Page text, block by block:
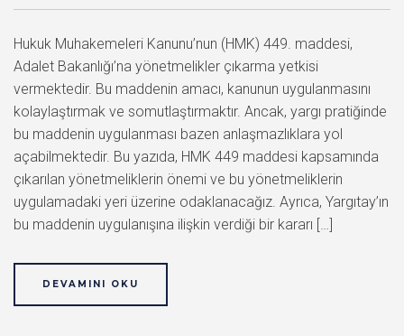
Hukuk Muhakemeleri Kanunu’nun (HMK) 449. maddesi,
Adalet Bakanlığı’na yönetmelikler çıkarma yetkisi
vermektedir. Bu maddenin amacı, kanunun uygulanmasını
kolaylaştırmak ve somutlaştırmaktır. Ancak, yargı pratiğinde
bu maddenin uygulanması bazen anlaşmazlıklara yol
açabilmektedir. Bu yazıda, HMK 449 maddesi kapsamında
çıkarılan yönetmeliklerin önemi ve bu yönetmeliklerin
uygulamadaki yeri üzerine odaklanacağız. Ayrıca, Yargıtay’ın
bu maddenin uygulanışına ilişkin verdiği bir kararı […]
DEVAMINI OKU